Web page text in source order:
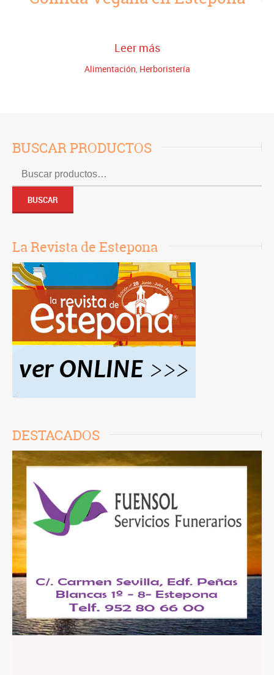
Leer más
Alimentación, Herboristería
BUSCAR PRODUCTOS
Buscar
por:
BUSCAR
La Revista de Estepona
DESTACADOS